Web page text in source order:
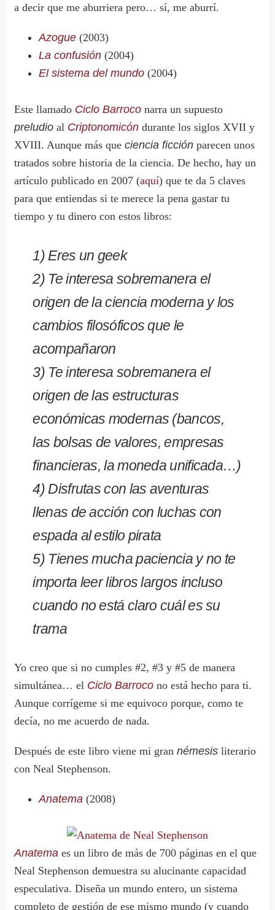
a decir que me aburriera pero… sí, me aburrí.
Azogue (2003)
La confusión (2004)
El sistema del mundo (2004)
Este llamado Ciclo Barroco narra un supuesto
preludio al Criptonomicón durante los siglos XVII y
XVIII. Aunque más queciencia ficción parecen unos
tratados sobre historia de la ciencia. De hecho, hay un
artículo publicado en 2007 (aquí) que te da 5 claves
para que entiendas si te merece la pena gastar tu
tiempo y tu dinero con estos libros:
1) Eres un geek
2) Te interesa sobremanera el
origen de la ciencia moderna y los
cambios filosóficos que le
acompañaron
3) Te interesa sobremanera el
origen de las estructuras
económicas modernas (bancos,
las bolsas de valores, empresas
financieras, la moneda unificada…)
4) Disfrutas con las aventuras
llenas de acción con luchas con
espada al estilo pirata
5) Tienesmucha pacienciay no te
importa leer libros largos incluso
cuando no está claro cuál es su
trama
Yo creo que si no cumples #2, #3 y #5 de manera
simultánea… el Ciclo Barroco no está hecho para ti.
Aunque corrígeme si me equivoco porque, como te
decía, no me acuerdo de nada.
Después de este libro viene mi grannémesis literario
con Neal Stephenson.
Anatema (2008)
Anatema es un libro de más de 700 páginas en el que
Neal Stephenson demuestra su alucinante capacidad
especulativa. Diseña un mundo entero, un sistema
completo de gestión de ese mismo mundo (y cuando